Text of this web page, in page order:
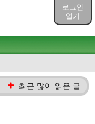
로그인
열기
최근 많이 읽은 글